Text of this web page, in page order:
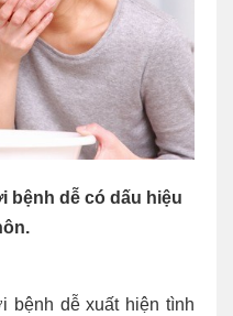
bệnh dễ có dấu hiệu
bệnh dễ xuất hiện tình